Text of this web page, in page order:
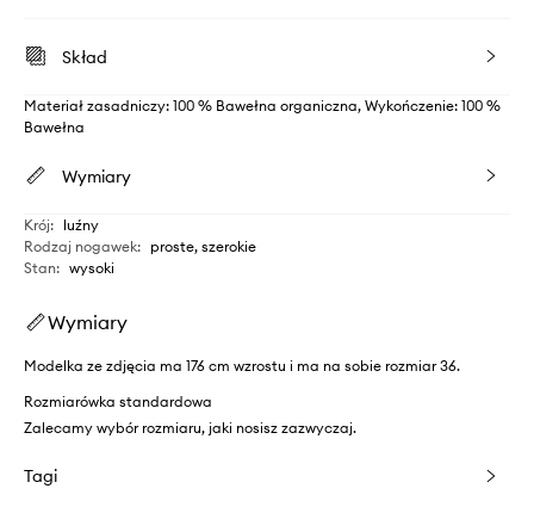
Skład
Materiał zasadniczy: 100 % Bawełna organiczna, Wykończenie: 100 %
Bawełna
Wymiary
Krój: luźny
Rodzaj nogawek: proste, szerokie
Stan: wysoki
Wymiary
Modelka ze zdjęcia ma 176 cm wzrostu i ma na sobie rozmiar 36.
Rozmiarówka standardowa
Zalecamy wybór rozmiaru, jaki nosisz zazwyczaj.
Tagi